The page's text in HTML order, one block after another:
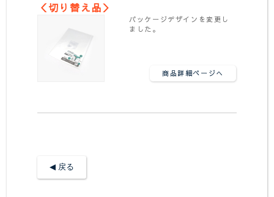
＜切り替え品＞
パッケージデザインを変更し
ました。
商品詳細ページへ
◀︎ 戻る